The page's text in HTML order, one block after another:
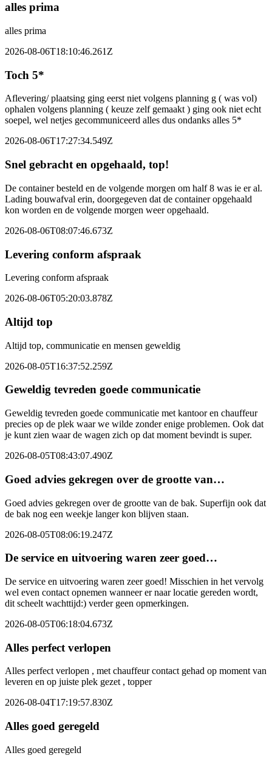
alles prima
alles prima
2026-08-06T18:10:46.261Z
Toch 5*
Aflevering/ plaatsing ging eerst niet volgens planning g ( was vol)
ophalen volgens planning ( keuze zelf gemaakt ) ging ook niet echt
soepel, wel netjes gecommuniceerd alles dus ondanks alles 5*
2026-08-06T17:27:34.549Z
Snel gebracht en opgehaald, top!
De container besteld en de volgende morgen om half 8 was ie er al.
Lading bouwafval erin, doorgegeven dat de container opgehaald
kon worden en de volgende morgen weer opgehaald.
2026-08-06T08:07:46.673Z
Levering conform afspraak
Levering conform afspraak
2026-08-06T05:20:03.878Z
Altijd top
Altijd top, communicatie en mensen geweldig
2026-08-05T16:37:52.259Z
Geweldig tevreden goede communicatie
Geweldig tevreden goede communicatie met kantoor en chauffeur
precies op de plek waar we wilde zonder enige problemen. Ook dat
je kunt zien waar de wagen zich op dat moment bevindt is super.
2026-08-05T08:43:07.490Z
Goed advies gekregen over de grootte van…
Goed advies gekregen over de grootte van de bak. Superfijn ook dat
de bak nog een weekje langer kon blijven staan.
2026-08-05T08:06:19.247Z
De service en uitvoering waren zeer goed…
De service en uitvoering waren zeer goed! Misschien in het vervolg
wel even contact opnemen wanneer er naar locatie gereden wordt,
dit scheelt wachttijd:) verder geen opmerkingen.
2026-08-05T06:18:04.673Z
Alles perfect verlopen
Alles perfect verlopen , met chauffeur contact gehad op moment van
leveren en op juiste plek gezet , topper
2026-08-04T17:19:57.830Z
Alles goed geregeld
Alles goed geregeld